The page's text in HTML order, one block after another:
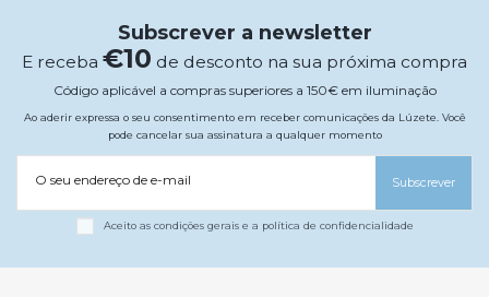
Subscrever a newsletter
E receba €10 de desconto na sua próxima compra
Código aplicável a compras superiores a 150€ em iluminação
Ao aderir expressa o seu consentimento em receber comunicações da Lúzete. Você
pode cancelar sua assinatura a qualquer momento
O seu endereço de e-mail Subscrever
Aceito as condições gerais e a política de confidencialidade